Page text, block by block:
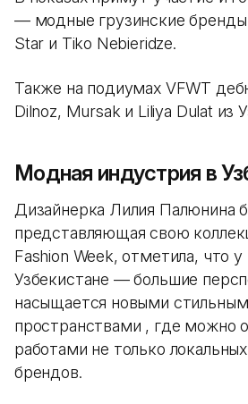
— модные грузинские бренды
Star и Tiko Nebieridze.
Также на подиумах VFWT
Dilnoz, Mursak и Liliya Dulat из
Модная индустрия в
Дизайнерка Лилия Палюнина
представляющая свою
Fashion Week, отметила, что
Узбекистане — большие
насыщается новыми
пространствами , где можно
работами не только
брендов.